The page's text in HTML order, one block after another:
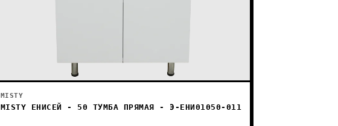
MISTY
MISTY ЕНИСЕЙ - 50 ТУМБА ПРЯМАЯ - Э-ЕНИ01050-011